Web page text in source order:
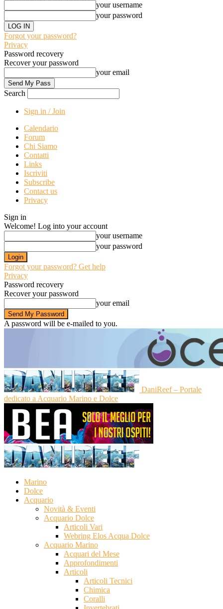
your username
your password
Forgot your password?
Privacy
Password recovery
Recover your password
your email
Search
Sign in / Join
Calendario
Forum
Chi Siamo
Contatti
Links
Iscriviti
Subscribe
Contact us
Privacy
Sign in
Welcome! Log into your account
your username
your password
Forgot your password? Get help
Privacy
Password recovery
Recover your password
your email
A password will be e-mailed to you.
DaniReef – Portale
dedicato a Acquario Marino e Dolce
Marino
Dolce
Acquario
Novità & Eventi
Acquario Dolce
Articoli Vari
Webring Elos Acqua Dolce
Acquario Marino
Acquari del Mese
Approfondimenti
Articoli
Articoli Tecnici
Chimica
Coralli